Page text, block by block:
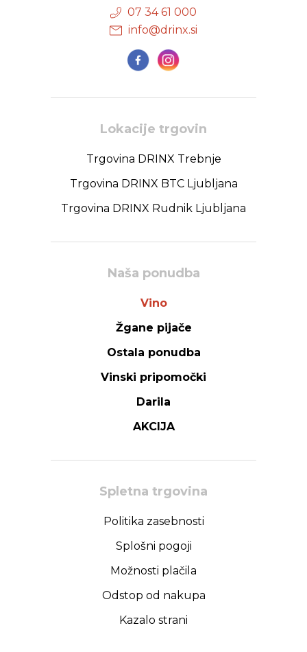
07 34 61 000
info@drinx.si
Lokacije trgovin
Trgovina DRINX Trebnje
Trgovina DRINX BTC Ljubljana
Trgovina DRINX Rudnik Ljubljana
Naša ponudba
Vino
Žgane pijače
Ostala ponudba
Vinski pripomočki
Darila
AKCIJA
Spletna trgovina
Politika zasebnosti
Splošni pogoji
Možnosti plačila
Odstop od nakupa
Kazalo strani